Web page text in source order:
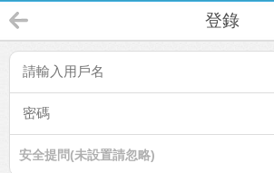
登錄
安全提問(未設置請忽略)